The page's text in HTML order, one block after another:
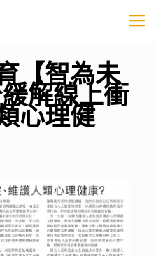
【智為未
解線上衝
心理健